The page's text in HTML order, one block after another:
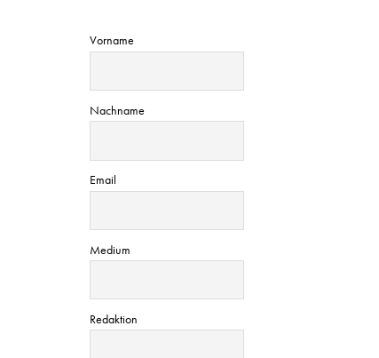
Vorname
Nachname
Email
Medium
Redaktion